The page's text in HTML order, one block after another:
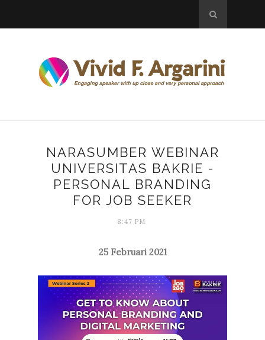
NARASUMBER WEBINAR
UNIVERSITAS BAKRIE -
PERSONAL BRANDING
FOR JOB SEEKER
8:47 PM
25 Februari 2021